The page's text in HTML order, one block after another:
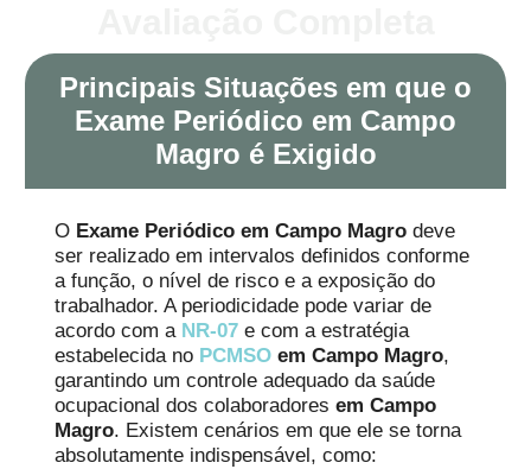
Principais Situações em que o
Exame Periódico em Campo
Magro é Exigido
O Exame Periódico em Campo Magro deve
ser realizado em intervalos definidos conforme
a função, o nível de risco e a exposição do
trabalhador. A periodicidade pode variar de
acordo com a NR-07 e com a estratégia
estabelecida no PCMSO em Campo Magro,
garantindo um controle adequado da saúde
ocupacional dos colaboradoresem Campo
Magro. Existem cenários em que ele se torna
absolutamente indispensável, como: